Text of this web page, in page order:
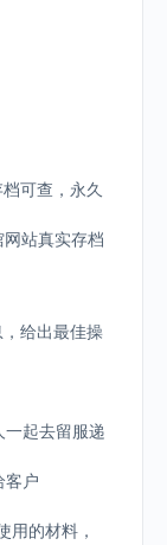
可查，永久
站真实存档
给出最佳操
起去留服递
客户
用的材料，